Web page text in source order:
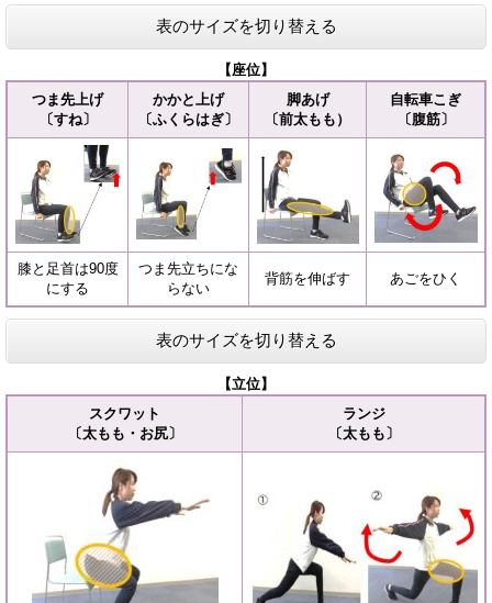
表のサイズを切り替える
【座位】
つま先上げ
〔すね〕
かかと上げ
〔ふくらはぎ〕
脚あげ
〔前太もも）
自転車こぎ
〔腹筋〕
膝と足首は90度
にする
つま先立ちにな
らない
背筋を伸ばす あごをひく
表のサイズを切り替える
【立位】
スクワット
〔太もも・お尻〕
ランジ
〔太もも〕